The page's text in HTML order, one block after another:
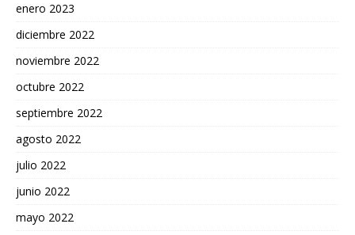
enero 2023
diciembre 2022
noviembre 2022
octubre 2022
septiembre 2022
agosto 2022
julio 2022
junio 2022
mayo 2022